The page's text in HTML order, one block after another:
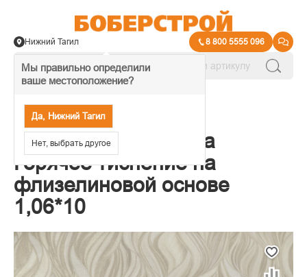
Мы правильно определили
ваше местоположение?
Да, Нижний Тагил
Нет, выбрать другое
Нижний Тагил 8 800 5555 096
Обои Elysium Юнона
Горячее тиснение на
флизелиновой основе
1,06*10